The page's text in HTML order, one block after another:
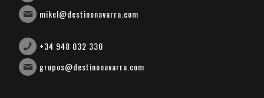
mikel@destinonavarra.com
+34 948 032 330
grupos@destinonavarra.com